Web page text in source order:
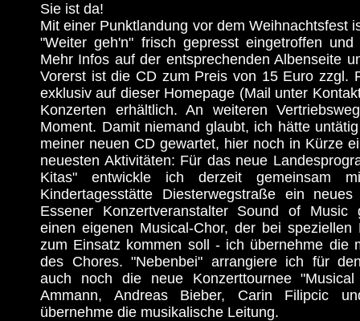
Sie ist da!
Mit einer Punktlandung vor dem Weihnachtsfest
"Weiter geh'n" frisch gepresst eingetroffen
Mehr Infos auf der entsprechenden Albenseite
Vorerst ist die CD zum Preis von 15 Euro zzgl.
exklusiv auf dieser Homepage (Mail unter
Konzerten erhältlich. An weiteren
Moment. Damit niemand glaubt, ich hätte
meiner neuen CD gewartet, hier noch in Kürze
neuesten Aktivitäten: Für das neue
Kitas" entwickle ich derzeit gemeinsam
Kindertagesstätte Diesterwegstraße ein
Essener Konzertveranstalter Sound of Music
einen eigenen Musical-Chor, der bei speziellen
zum Einsatz kommen soll - ich übernehme die
des Chores. "Nebenbei" arrangiere ich für
auch noch die neue Konzerttournee
Ammann, Andreas Bieber, Carin Filipcic
übernehme die musikalische Leitung.